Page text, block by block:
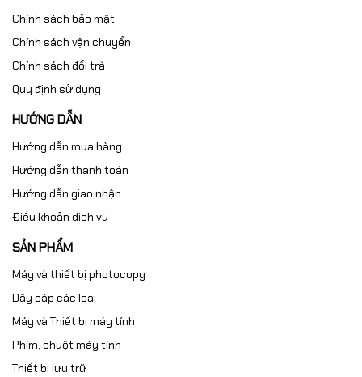
Chính sách bảo mật
Chính sách vận chuyển
Chính sách đổi trả
Quy định sử dụng
HƯỚNG DẪN
Hướng dẫn mua hàng
Hướng dẫn thanh toán
Hướng dẫn giao nhận
Điều khoản dịch vụ
SẢN PHẨM
Máy và thiết bị photocopy
Dây cáp các loại
Máy và Thiết bị máy tính
Phím, chuột máy tính
Thiết bi lưu trữ